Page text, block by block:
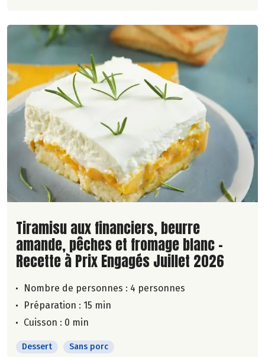
Lire la suite de la recette
Tiramisu aux financiers, beurre
amande, pêches et fromage blanc -
Recette à Prix Engagés Juillet 2026
Nombre de personnes : 4 personnes
Préparation : 15 min
Cuisson : 0 min
Dessert Sans porc